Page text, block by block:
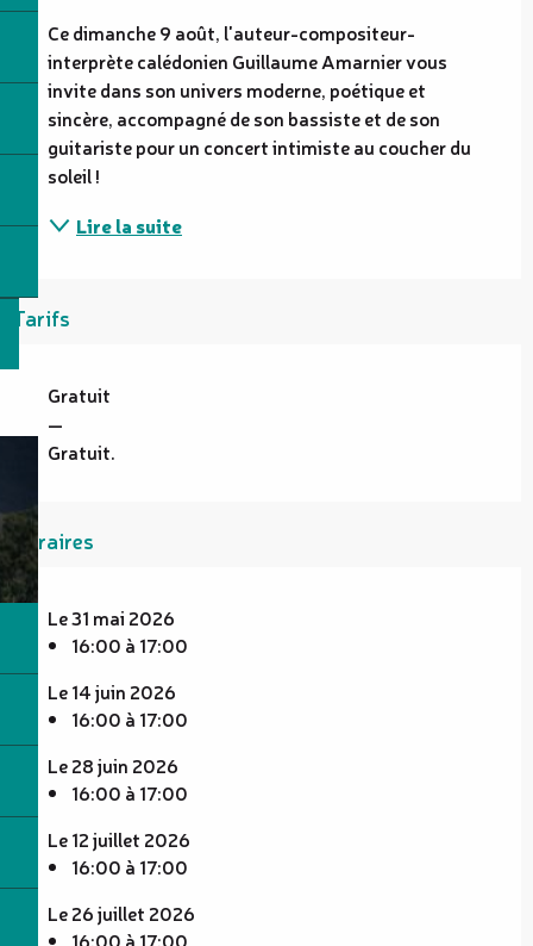
Ce dimanche 9 août, l'auteur-compositeur-
interprète calédonien Guillaume Amarnier vous
invite dans son univers moderne, poétique et
sincère, accompagné de son bassiste et de son
guitariste pour un concert intimiste au coucher du
soleil !
Lire la suite
Tarifs
Gratuit
—
Gratuit.
Horaires
Le 31 mai 2026
16:00 à 17:00
Le 14 juin 2026
16:00 à 17:00
Le 28 juin 2026
16:00 à 17:00
Le 12 juillet 2026
16:00 à 17:00
Le 26 juillet 2026
16:00 à 17:00